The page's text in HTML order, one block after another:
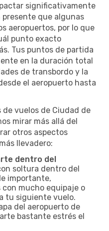
significativamente
presente que algunas
aeropuertos, por lo que
punto exacto
Tus puntos de partida
en la duración total
de transbordo y la
el aeropuerto hasta
de vuelos de Ciudad de
mirar más allá del
otros aspectos
llevadero:
dentro del
soltura dentro del
importante,
mucho equipaje o
tu siguiente vuelo.
del aeropuerto de
bastante estrés el